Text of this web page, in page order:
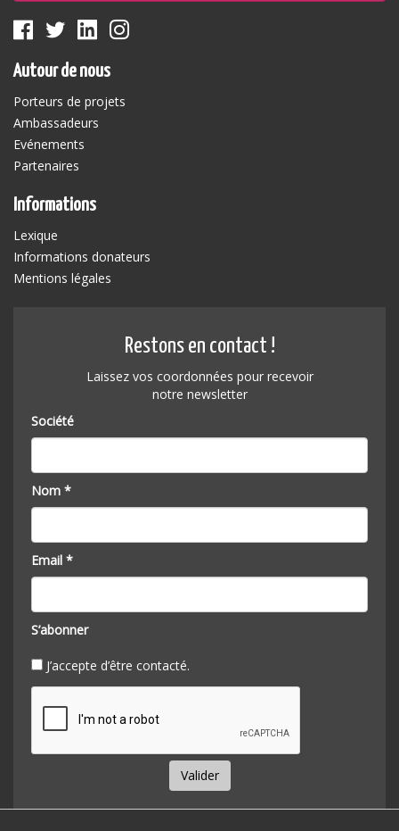
Autour de nous
Porteurs de projets
Ambassadeurs
Evénements
Partenaires
Informations
Lexique
Informations donateurs
Mentions légales
Restons en contact !
Laissez vos coordonnées pour recevoir
notre newsletter
Société
Nom *
Email *
S’abonner
J’accepte d’être contacté.
Valider